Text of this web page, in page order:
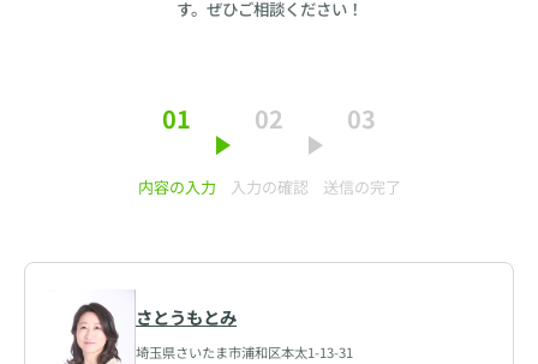
す。ぜひご相談ください！
01
内容の入力
02
入力の確認
03
送信の完了
さとうもとみ
埼玉県さいたま市浦和区本太1-13-31